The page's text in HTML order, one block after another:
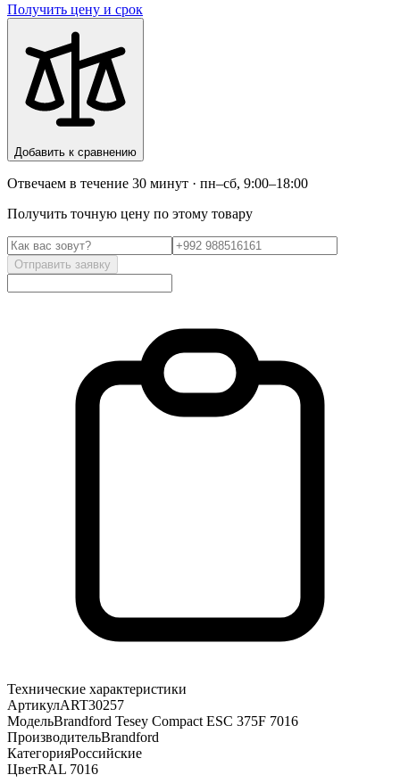
Получить цену и срок
Добавить к сравнению
Отвечаем в течение 30 минут · пн–сб, 9:00–18:00
Получить точную цену по этому товару
Отправить заявку
Технические характеристики
АртикулART30257
МодельBrandford Tesey Compact ESC 375F 7016
ПроизводительBrandford
КатегорияРоссийские
ЦветRAL 7016